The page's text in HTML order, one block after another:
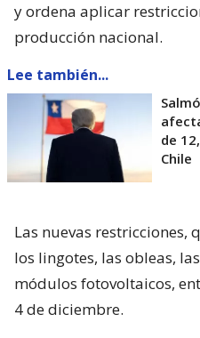
y ordena aplicar
producción nacional.
Lee también...
de
Chile
Las nuevas
los lingotes, las obleas,
módulos fotovoltaicos,
4 de diciembre.